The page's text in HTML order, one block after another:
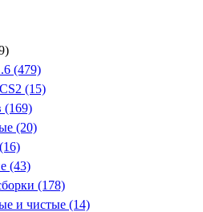
(479)
(15)
(169)
(20)
(43)
(178)
и чистые (14)